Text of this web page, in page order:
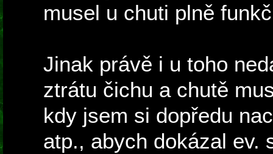
musel u chuti plně
Jinak právě i u toho
ztrátu čichu a chutě
kdy jsem si dopředu
atp., abych dokázal ev.